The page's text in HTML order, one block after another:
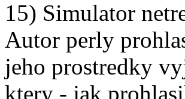
15) Simulator
Autor perly
jeho prostredky
ktery - jak